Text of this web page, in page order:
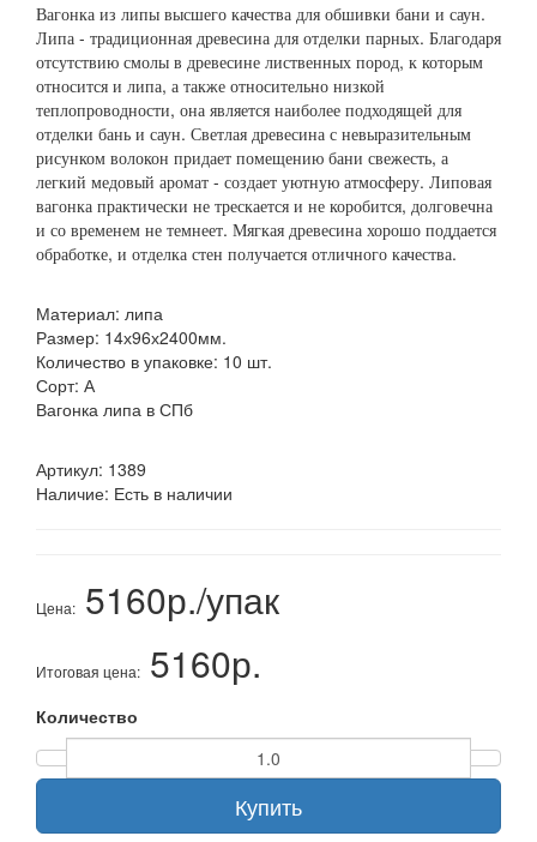
Вагонка из липы высшего качества для обшивки бани и саун.
Липа - традиционная древесина для отделки парных. Благодаря
отсутствию смолы в древесине лиственных пород, к которым
относится и липа, а также относительно низкой
теплопроводности, она является наиболее подходящей для
отделки бань и саун. Светлая древесина с невыразительным
рисунком волокон придает помещению бани свежесть, а
легкий медовый аромат - создает уютную атмосферу. Липовая
вагонка практически не трескается и не коробится, долговечна
и со временем не темнеет. Мягкая древесина хорошо поддается
обработке, и отделка стен получается отличного качества.
Материал: липа
Размер: 14х96х2400мм.
Количество в упаковке: 10 шт.
Сорт: А
Вагонка липа в СПб
Артикул: 1389
Наличие: Есть в наличии
Цена: 5160р./упак
Итоговая цена: 5160р.
Количество
Купить